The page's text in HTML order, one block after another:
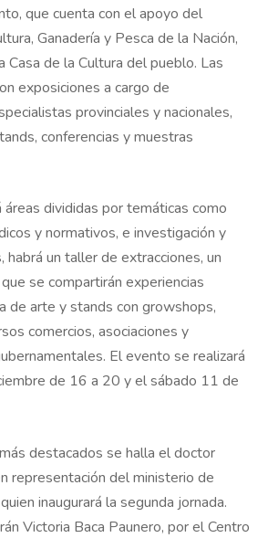
que cuenta con el apoyo del
Ganadería y Pesca de la Nación,
Casa de la Cultura del pueblo. Las
exposiciones a cargo de
provinciales y nacionales,
conferencias y muestras
divididas por temáticas como
y normativos, e investigación y
un taller de extracciones, un
se compartirán experiencias
de arte y stands con growshops,
comercios, asociaciones y
El evento se realizará
de 16 a 20 y el sábado 11 de
destacados se halla el doctor
representación del ministerio de
inaugurará la segunda jornada.
Victoria Baca Paunero, por el Centro